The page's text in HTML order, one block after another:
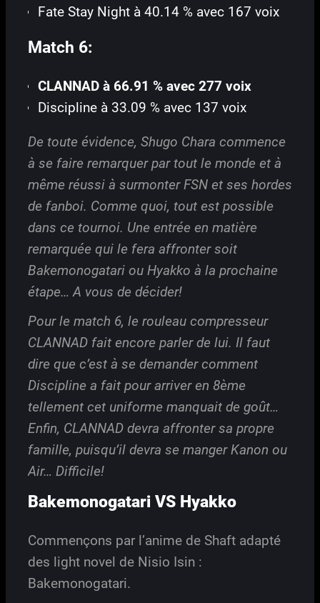
Fate Stay Night à 40.14 % avec 167 voix
Match 6:
CLANNAD à 66.91 % avec 277 voix
Discipline à 33.09 % avec 137 voix
De toute évidence, Shugo Chara commence
à se faire remarquer par tout le monde et à
même réussi à surmonter FSN et ses hordes
de fanboi. Comme quoi, tout est possible
dans ce tournoi. Une entrée en matière
remarquée qui le fera affronter soit
Bakemonogatari ou Hyakko à la prochaine
étape… A vous de décider!
Pour le match 6, le rouleau compresseur
CLANNAD fait encore parler de lui. Il faut
dire que c’est à se demander comment
Discipline a fait pour arriver en 8ème
tellement cet uniforme manquait de goût…
Enfin, CLANNAD devra affronter sa propre
famille, puisqu’il devra se manger Kanon ou
Air… Difficile!
Bakemonogatari VS Hyakko
Commençons par l’anime de Shaft adapté
des light novel de Nisio Isin :
Bakemonogatari.